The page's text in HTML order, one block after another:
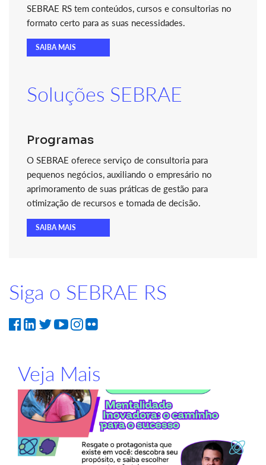
SEBRAE RS tem conteúdos, cursos e consultorias no
formato certo para as suas necessidades.
SAIBA MAIS
Soluções SEBRAE
Programas
O SEBRAE oferece serviço de consultoria para
pequenos negócios, auxiliando o empresário no
aprimoramento de suas práticas de gestão para
otimização de recursos e tomada de decisão.
SAIBA MAIS
Siga o SEBRAE RS
Veja Mais